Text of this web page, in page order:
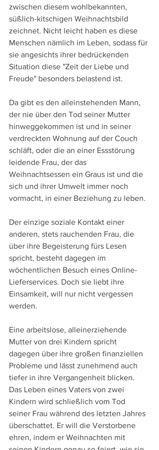
zwischen diesem wohlbekannten,
süßlich-kitschigen Weihnachtsbild
zeichnet. Nicht leicht haben es diese
Menschen nämlich im Leben, sodass für
sie angesichts ihrer bedrückenden
Situation diese "Zeit der Liebe und
Freude" besonders belastend ist.
Da gibt es den alleinstehenden Mann,
der nie über den Tod seiner Mutter
hinweggekommen ist und in seiner
verdreckten Wohnung auf der Couch
schläft, oder die an einer Essstörung
leidende Frau, der das
Weihnachtsessen ein Graus ist und die
sich und ihrer Umwelt immer noch
vormacht, in einer Beziehung zu leben.
Der einzige soziale Kontakt einer
anderen, stets rauchenden Frau, die
über ihre Begeisterung fürs Lesen
spricht, besteht dagegen im
wöchentlichen Besuch eines Online-
Lieferservices. Doch sie liebt ihre
Einsamkeit, will nur nicht vergessen
werden.
Eine arbeitslose, alleinerziehende
Mutter von drei Kindern spricht
dagegen über ihre großen finanziellen
Probleme und lässt zunehmend auch
tiefer in ihre Vergangenheit blicken.
Das Leben eines Vaters von zwei
Kindern wird schließlich vom Tod
seiner Frau während des letzten Jahres
überschattet. Er will die Verstorbene
ehren, indem er Weihnachten mit